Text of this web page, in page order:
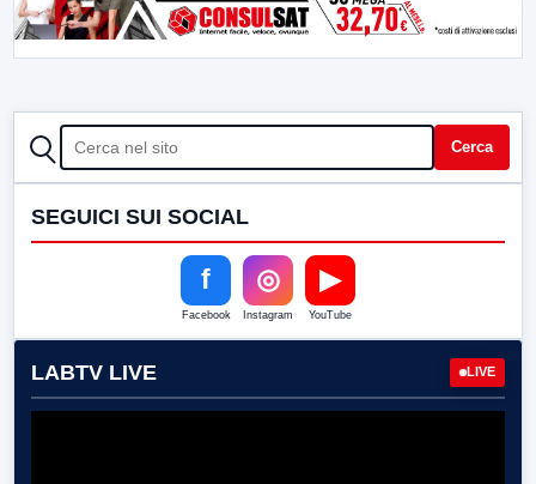
CERCA Cerca
SEGUICI SUI SOCIAL
f
Facebook
◎
Instagram
▶
YouTube
LABTV LIVE LIVE